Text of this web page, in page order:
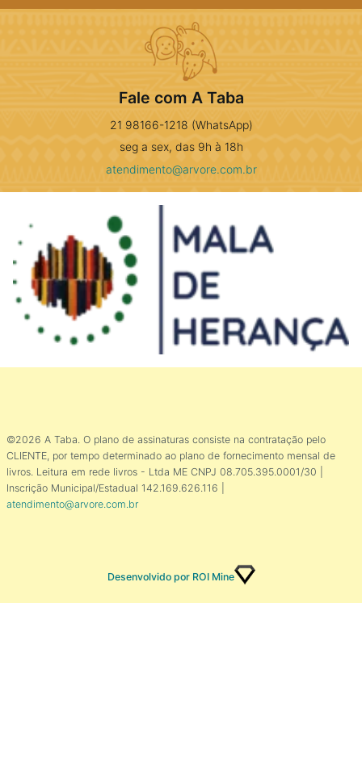
Fale com A Taba
21 98166-1218 (WhatsApp)
seg a sex, das 9h à 18h
atendimento@arvore.com.br
©2026 A Taba. O plano de assinaturas consiste na contratação pelo
CLIENTE, por tempo determinado ao plano de fornecimento mensal de
livros. Leitura em rede livros - Ltda ME CNPJ 08.705.395.0001/30 |
Inscrição Municipal/Estadual 142.169.626.116 |
atendimento@arvore.com.br
Desenvolvido por ROI Mine